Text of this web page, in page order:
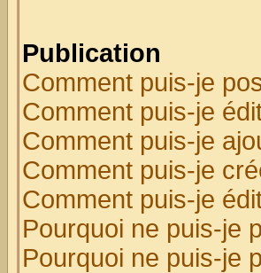
Publication
Comment puis-je
Comment puis-je
Comment puis-je
Comment puis-je
Comment puis-je
Pourquoi ne puis-je
Pourquoi ne puis-je